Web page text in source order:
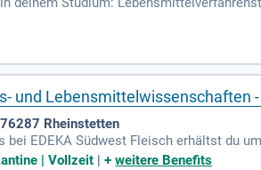
Lebensmitteltoxikologie;
und
76287 Rheinstetten
bei EDEKA Südwest Fleisch erhältst du
Wurstwaren kennen und übernimmst
| Vollzeit |+weitere Benefits